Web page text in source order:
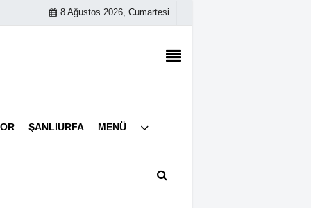
8 Ağustos 2026, Cumartesi
ŞANLIURFA MENÜ
İletişim
Hırsızlığın ve Rüşvetin Yeni
Nurettin Gençdal